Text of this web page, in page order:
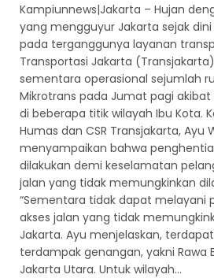
Kampiunnews|Jakarta – Hujan
yang mengguyur Jakarta sejak
pada terganggunya layanan
Transportasi Jakarta
sementara operasional sejumlah
Mikrotrans pada Jumat pagi
di beberapa titik wilayah Ibu Kota.
Humas dan CSR Transjakarta, Ayu
menyampaikan bahwa
dilakukan demi keselamatan
jalan yang tidak memungkinkan
“Sementara tidak dapat melayani
akses jalan yang tidak
Jakarta. Ayu menjelaskan,
terdampak genangan, yakni Rawa
Jakarta Utara. Untuk wilayah…